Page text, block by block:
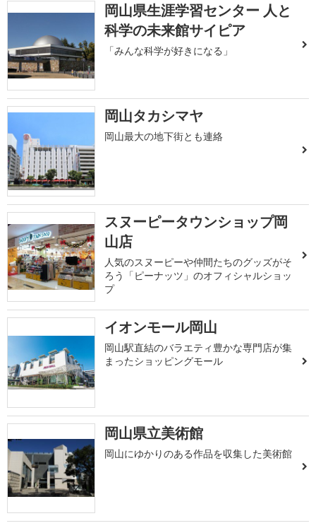
岡山県生涯学習センター 人と
科学の未来館サイピア
「みんな科学が好きになる」
岡山タカシマヤ
岡山最大の地下街とも連絡
スヌーピータウンショップ岡
山店
人気のスヌーピーや仲間たちのグッズがそ
ろう「ピーナッツ」のオフィシャルショッ
プ
イオンモール岡山
岡山駅直結のバラエティ豊かな専門店が集
まったショッピングモール
岡山県立美術館
岡山にゆかりのある作品を収集した美術館